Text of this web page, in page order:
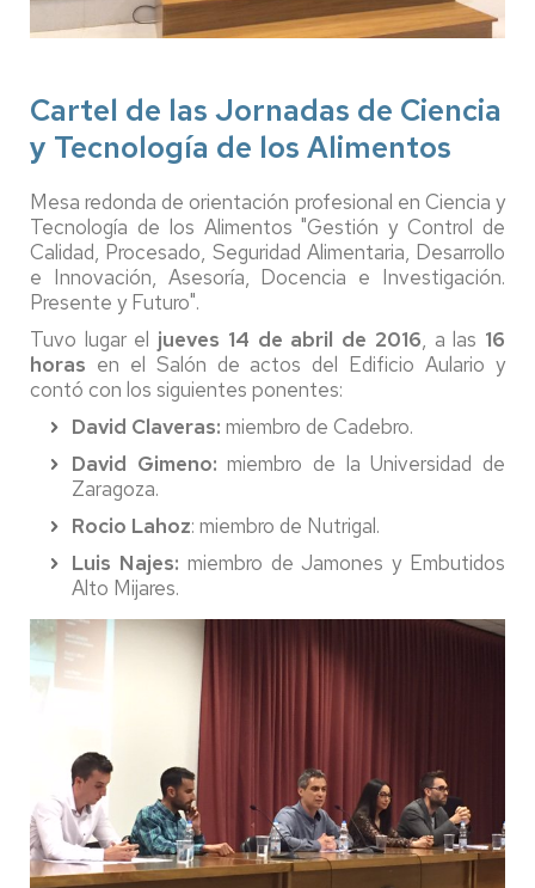
Cartel de las Jornadas de Ciencia
y Tecnología de los Alimentos
Mesa redonda de orientación profesional en Ciencia y
Tecnología de los Alimentos "Gestión y Control de
Calidad, Procesado, Seguridad Alimentaria, Desarrollo
e Innovación, Asesoría, Docencia e Investigación.
Presente y Futuro".
Tuvo lugar el jueves 14 de abril de 2016, a las 16
horas en el Salón de actos del Edificio Aulario y
contó con los siguientes ponentes:
David Claveras: miembro de Cadebro.
David Gimeno: miembro de la Universidad de
Zaragoza.
Rocio Lahoz: miembro de Nutrigal.
Luis Najes: miembro de Jamones y Embutidos
Alto Mijares.